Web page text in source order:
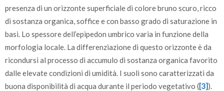
presenza di un orizzonte superficiale di colore bruno scuro, ricco
di sostanza organica, soffice e con basso grado di saturazione in
basi. Lo spessore dell’epipedon umbrico varia in funzione della
morfologia locale. La differenziazione di questo orizzonte è da
ricondursi al processo di accumulo di sostanza organica favorito
dalle elevate condizioni di umidità. I suoli sono caratterizzati da
buona disponibilità di acqua durante il periodo vegetativo ([3]).